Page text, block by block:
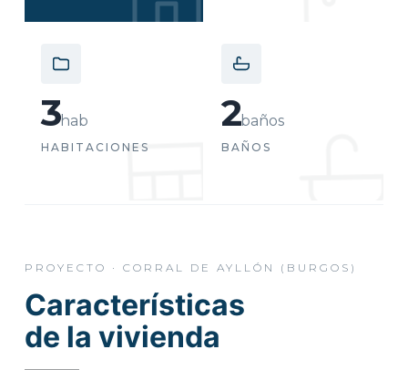
3hab
HABITACIONES
2baños
BAÑOS
PROYECTO · CORRAL DE AYLLÓN (BURGOS)
Características
de la vivienda